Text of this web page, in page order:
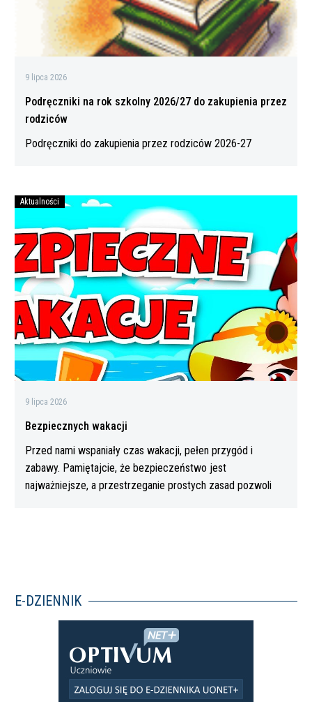
rodziców
9 lipca 2026
Podręczniki na rok szkolny 2026/27 do zakupienia przez
rodziców
Podręczniki do zakupienia przez rodziców 2026-27
Bezpiecznych
wakacji
Aktualności
9 lipca 2026
Bezpiecznych wakacji
Przed nami wspaniały czas wakacji, pełen przygód i
zabawy. Pamiętajcie, że bezpieczeństwo jest
najważniejsze, a przestrzeganie prostych zasad pozwoli
E-DZIENNIK